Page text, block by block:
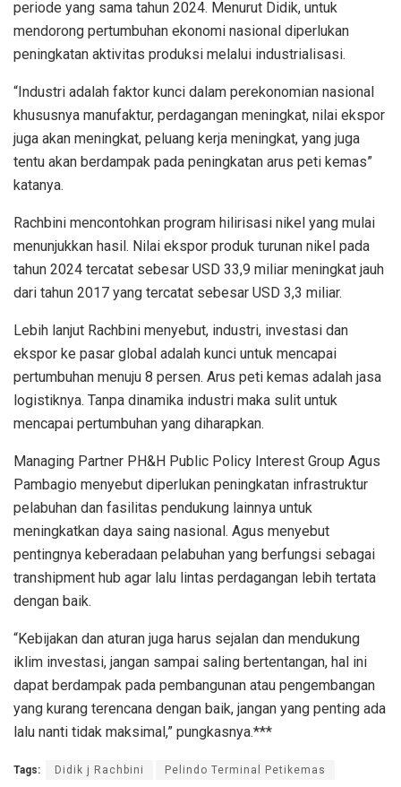
periode yang sama tahun 2024. Menurut Didik, untuk
mendorong pertumbuhan ekonomi nasional diperlukan
peningkatan aktivitas produksi melalui industrialisasi.
“Industri adalah faktor kunci dalam perekonomian nasional
khususnya manufaktur, perdagangan meningkat, nilai ekspor
juga akan meningkat, peluang kerja meningkat, yang juga
tentu akan berdampak pada peningkatan arus peti kemas”
katanya.
Rachbini mencontohkan program hilirisasi nikel yang mulai
menunjukkan hasil. Nilai ekspor produk turunan nikel pada
tahun 2024 tercatat sebesar USD 33,9 miliar meningkat jauh
dari tahun 2017 yang tercatat sebesar USD 3,3 miliar.
Lebih lanjut Rachbini menyebut, industri, investasi dan
ekspor ke pasar global adalah kunci untuk mencapai
pertumbuhan menuju 8 persen. Arus peti kemas adalah jasa
logistiknya. Tanpa dinamika industri maka sulit untuk
mencapai pertumbuhan yang diharapkan.
Managing Partner PH&H Public Policy Interest Group Agus
Pambagio menyebut diperlukan peningkatan infrastruktur
pelabuhan dan fasilitas pendukung lainnya untuk
meningkatkan daya saing nasional. Agus menyebut
pentingnya keberadaan pelabuhan yang berfungsi sebagai
transhipment hub agar lalu lintas perdagangan lebih tertata
dengan baik.
“Kebijakan dan aturan juga harus sejalan dan mendukung
iklim investasi, jangan sampai saling bertentangan, hal ini
dapat berdampak pada pembangunan atau pengembangan
yang kurang terencana dengan baik, jangan yang penting ada
lalu nanti tidak maksimal,” pungkasnya.***
Tags: Didik j Rachbini Pelindo Terminal Petikemas